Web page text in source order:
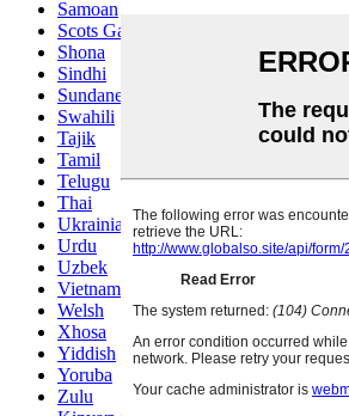
Samoan
Scots Gaelic
Shona
Sindhi
Sundanese
Swahili
Tajik
Tamil
Telugu
Thai
Ukrainian
Urdu
Uzbek
Vietnamese
Welsh
Xhosa
Yiddish
Yoruba
Zulu